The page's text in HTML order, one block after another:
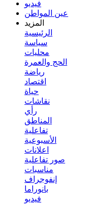
فيديو
عين المواطن
المزيد
الرئيسية
سياسة
محليات
الحج والعمرة
رياضة
اقتصاد
حياة
نقاشات
رأي
المناطق
تفاعلية
الأسبوعية
اعلانات
صور تفاعلية
مناسبات
إنفوجراف
بانوراما
فيديو